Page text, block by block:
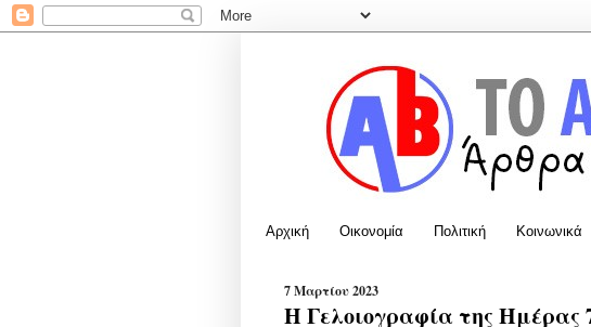
Αρχική Οικονομία Πολιτική Κοινωνικά
7 Μαρτίου 2023
Η Γελοιογραφία της Ημέρας